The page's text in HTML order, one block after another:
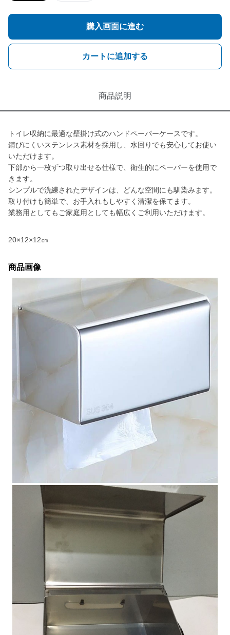
購入画面に進む
カートに追加する
商品説明
トイレ収納に最適な壁掛け式のハンドペーパーケースです。
錆びにくいステンレス素材を採用し、水回りでも安心してお使い
いただけます。
下部から一枚ずつ取り出せる仕様で、衛生的にペーパーを使用で
きます。
シンプルで洗練されたデザインは、どんな空間にも馴染みます。
取り付けも簡単で、お手入れもしやすく清潔を保てます。
業務用としてもご家庭用としても幅広くご利用いただけます。
20×12×12㎝
商品画像